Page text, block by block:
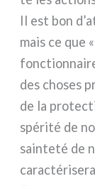
Il est bon
mais ce que
des cho­ses
de la
spé­ri­té de
sain­te­té de